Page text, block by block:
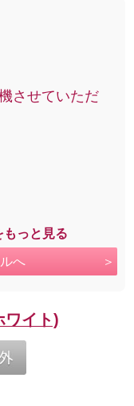
させていただ
もっと見る
へ
ワイト)